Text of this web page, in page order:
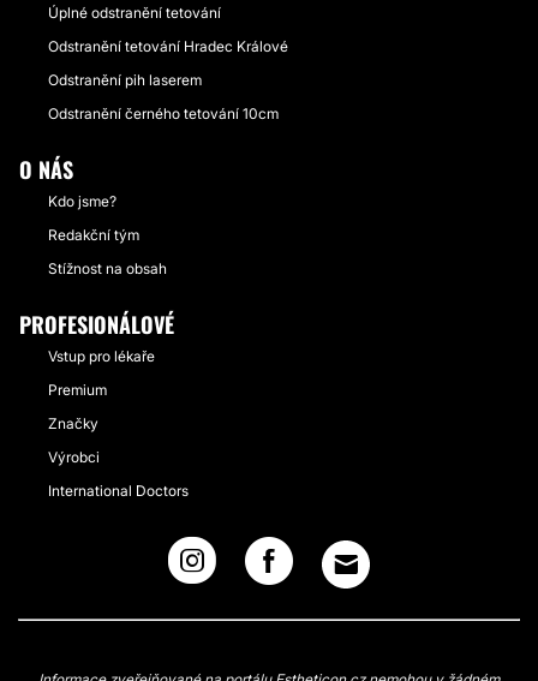
Úplné odstranění tetování
Odstranění tetování Hradec Králové
Odstranění pih laserem
Odstranění černého tetování 10cm
O NÁS
Kdo jsme?
Redakční tým
Stížnost na obsah
PROFESIONÁLOVÉ
Vstup pro lékaře
Premium
Značky
Výrobci
International Doctors